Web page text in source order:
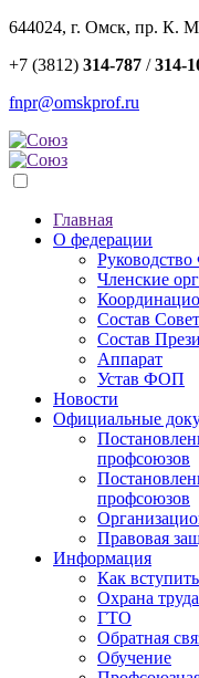
644024, г. Омск, пр. К.
+7 (3812) 314-787 /314-
fnpr@omskprof.ru
Главная
О федерации
Членские
Состав
Состав
Аппарат
Устав ФОП
Новости
Официальные
профсоюзов
профсоюзов
Правовая
Информация
Как
Охрана труда
ГТО
Обратная
Обучение